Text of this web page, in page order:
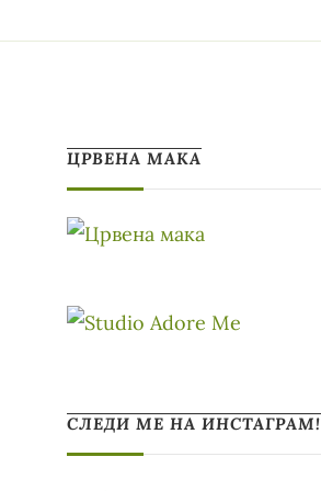
ЦРВЕНА МАКА
СЛЕДИ МЕ НА ИНСТАГРАМ!